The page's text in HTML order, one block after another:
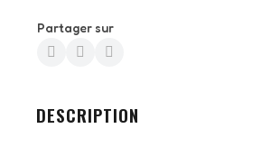
Partager sur
DESCRIPTION